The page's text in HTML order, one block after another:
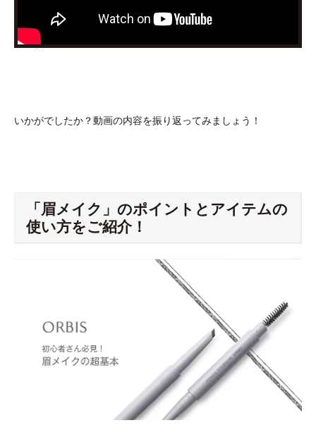
いかがでしたか？動画の内容を振り返ってみましょう！
「眉メイク」のポイントとアイテムの
使い方をご紹介！